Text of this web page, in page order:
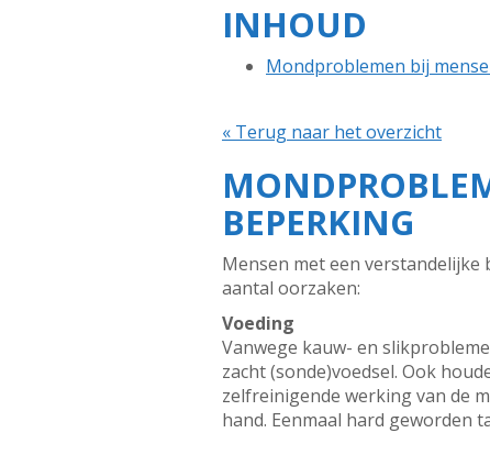
INHOUD
Mondproblemen bij
« Terug naar het overzicht
BEPERKING
Mensen met een
aantal oorzaken:
Voeding
Vanwege kauw- en
zacht (sonde)voedsel. Ook
zelfreinigende werking van de
hand. Eenmaal hard geworden